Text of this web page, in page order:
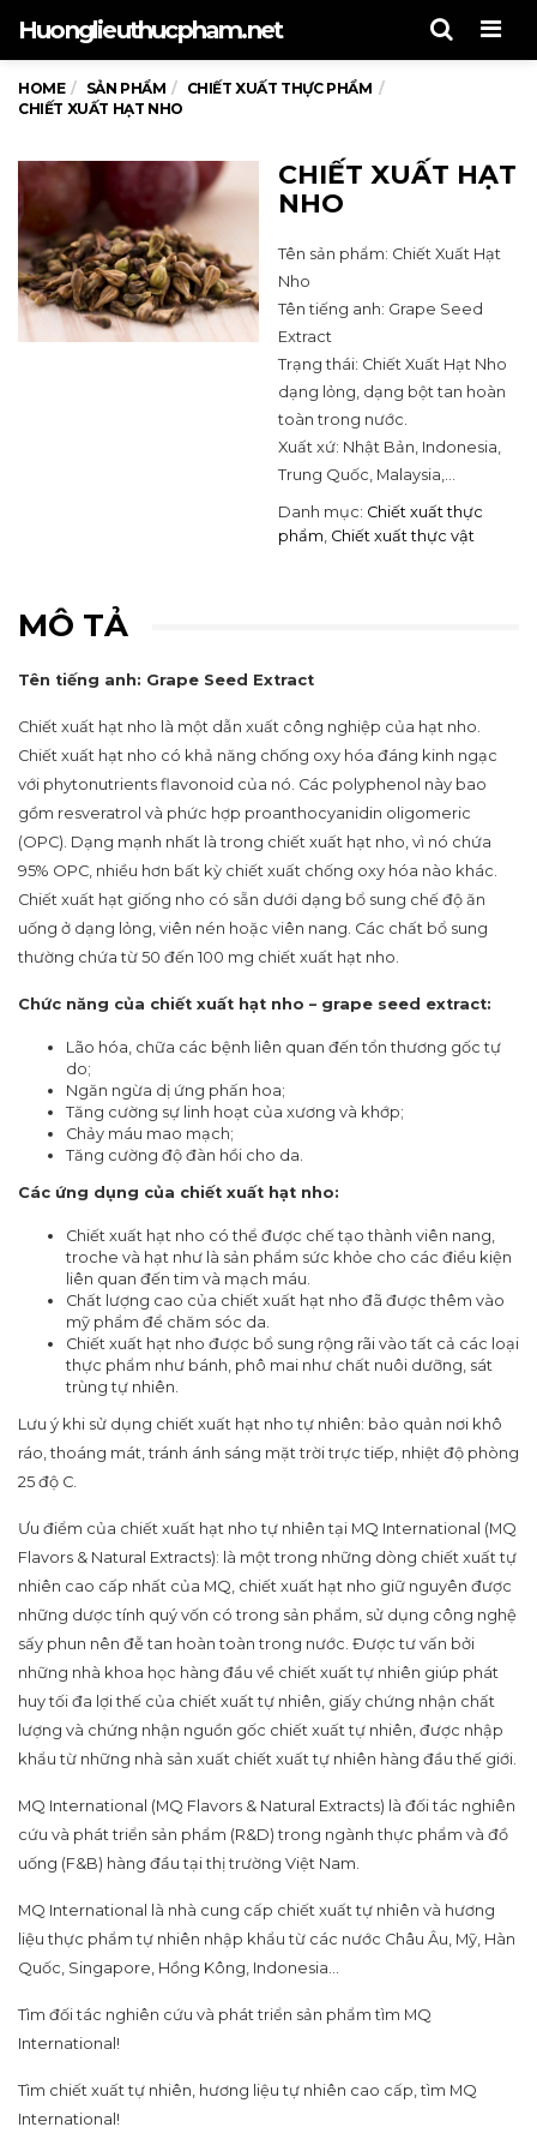
Huonglieuthucpham.net
HOME SẢN PHẨM
CHIẾT XUẤT THỰC PHẨM
CHIẾT XUẤT HẠT NHO
CHIẾT XUẤT HẠT
NHO
Tên sản phẩm: Chiết Xuất Hạt
Nho
Tên tiếng anh: Grape Seed
Extract
Trạng thái: Chiết Xuất Hạt Nho
dạng lỏng, dạng bột tan hoàn
toàn trong nước.
Xuất xứ: Nhật Bản, Indonesia,
Trung Quốc, Malaysia,…
Danh mục: Chiết xuất thực
phẩm, Chiết xuất thực vật
MÔ TẢ
Tên tiếng anh: Grape Seed Extract
Chiết xuất hạt nho là một dẫn xuất công nghiệp của hạt nho.
Chiết xuất hạt nho có khả năng chống oxy hóa đáng kinh ngạc
với phytonutrients flavonoid của nó. Các polyphenol này bao
gồm resveratrol và phức hợp proanthocyanidin oligomeric
(OPC). Dạng mạnh nhất là trong chiết xuất hạt nho, vì nó chứa
95% OPC, nhiều hơn bất kỳ chiết xuất chống oxy hóa nào khác.
Chiết xuất hạt giống nho có sẵn dưới dạng bổ sung chế độ ăn
uống ở dạng lỏng, viên nén hoặc viên nang. Các chất bổ sung
thường chứa từ 50 đến 100 mg chiết xuất hạt nho.
Chức năng của chiết xuất hạt nho – grape seed extract:
Lão hóa, chữa các bệnh liên quan đến tổn thương gốc tự
do;
Ngăn ngừa dị ứng phấn hoa;
Tăng cường sự linh hoạt của xương và khớp;
Chảy máu mao mạch;
Tăng cường độ đàn hồi cho da.
Các ứng dụng của chiết xuất hạt nho:
Chiết xuất hạt nho có thể được chế tạo thành viên nang,
troche và hạt như là sản phẩm sức khỏe cho các điều kiện
liên quan đến tim và mạch máu.
Chất lượng cao của chiết xuất hạt nho đã được thêm vào
mỹ phẩm để chăm sóc da.
Chiết xuất hạt nho được bổ sung rộng rãi vào tất cả các loại
thực phẩm như bánh, phô mai như chất nuôi dưỡng, sát
trùng tự nhiên.
Lưu ý khi sử dụng chiết xuất hạt nho tự nhiên: bảo quản nơi khô
ráo, thoáng mát, tránh ánh sáng mặt trời trực tiếp, nhiệt độ phòng
25 độ C.
Ưu điểm của chiết xuất hạt nho tự nhiên tại MQ International (MQ
Flavors & Natural Extracts): là một trong những dòng chiết xuất tự
nhiên cao cấp nhất của MQ, chiết xuất hạt nho giữ nguyên được
những dược tính quý vốn có trong sản phẩm, sử dụng công nghệ
sấy phun nên đễ tan hoàn toàn trong nước. Được tư vấn bởi
những nhà khoa học hàng đầu về chiết xuất tự nhiên giúp phát
huy tối đa lợi thế của chiết xuất tự nhiên, giấy chứng nhận chất
lượng và chứng nhận nguồn gốc chiết xuất tự nhiên, được nhập
khẩu từ những nhà sản xuất chiết xuất tự nhiên hàng đầu thế giới.
MQ International (MQ Flavors & Natural Extracts) là đối tác nghiên
cứu và phát triển sản phẩm (R&D) trong ngành thực phẩm và đồ
uống (F&B) hàng đầu tại thị trường Việt Nam.
MQ International là nhà cung cấp chiết xuất tự nhiên và hương
liệu thực phẩm tự nhiên nhập khẩu từ các nước Châu Âu, Mỹ, Hàn
Quốc, Singapore, Hồng Kông, Indonesia…
Tìm đối tác nghiên cứu và phát triển sản phẩm tìm MQ
International!
Tìm chiết xuất tự nhiên, hương liệu tự nhiên cao cấp, tìm MQ
International!